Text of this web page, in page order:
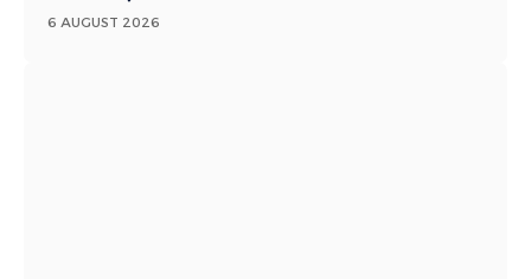
6 AUGUST 2026